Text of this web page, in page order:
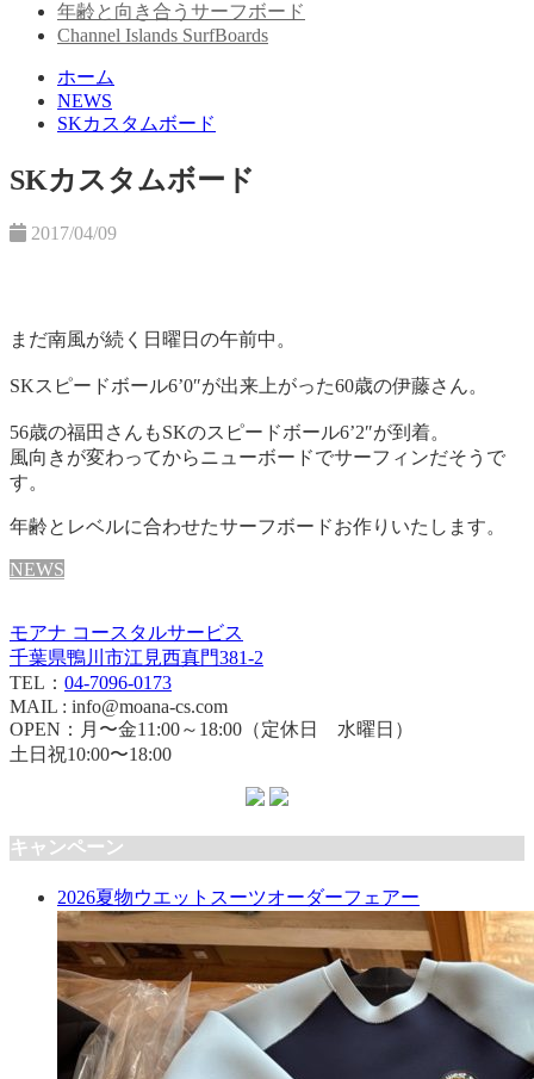
年齢と向き合うサーフボード
Channel Islands SurfBoards
ホーム
NEWS
SKカスタムボード
SKカスタムボード
2017/04/09
まだ南風が続く日曜日の午前中。
SKスピードボール6’0″が出来上がった60歳の伊藤さん。
56歳の福田さんもSKのスピードボール6’2″が到着。
風向きが変わってからニューボードでサーフィンだそうで
す。
年齢とレベルに合わせたサーフボードお作りいたします。
NEWS
モアナ コースタルサービス
千葉県鴨川市江見西真門381-2
TEL： 04-7096-0173
MAIL : info@moana-cs.com
OPEN：月〜金11:00～18:00（定休日 水曜日）
土日祝10:00〜18:00
キャンペーン
2026夏物ウエットスーツオーダーフェアー